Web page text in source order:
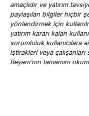
amaçlıdır ve yatırım
paylaşılan bilgiler hiçbir
yönlendirmek için
yatırım kararı kalan
sorumluluk kullanıcılara
iştirakleri veya
Beyanı’nın tamamını